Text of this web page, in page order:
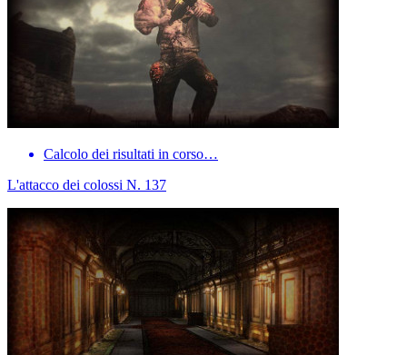
Calcolo dei risultati in corso…
L'attacco dei colossi N. 137